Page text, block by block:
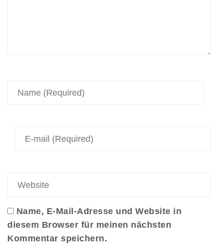
Name, E-Mail-Adresse und Website in
diesem Browser für meinen nächsten
Kommentar speichern.